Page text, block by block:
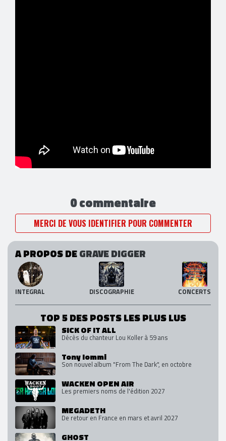
0 commentaire
MERCI DE VOUS IDENTIFIER POUR COMMENTER
A PROPOS DEGRAVE DIGGER
INTEGRAL DISCOGRAPHIE CONCERTS
TOP 5 DES POSTS LES PLUS LUS
SICK OF IT ALL
Décès du chanteur Lou Koller à 59 ans
Tony Iommi
Son nouvel album "From The Dark", en octobre
WACKEN OPEN AIR
Les premiers noms de l'édition 2027
MEGADETH
De retour en France en mars et avril 2027
GHOST